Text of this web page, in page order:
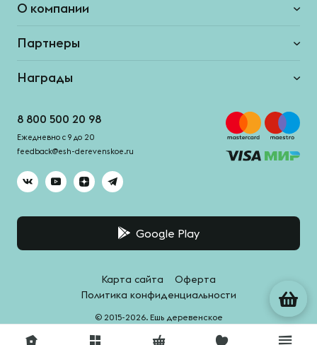
О компании
Партнеры
Награды
8 800 500 20 98
Ежедневно с 9 до 20
feedback@esh-derevenskoe.ru
Google Play
© 2015-2026. Ешь деревенское
Карта сайта
Оферта
Политика конфиденциальности
Система качества - HACCPro